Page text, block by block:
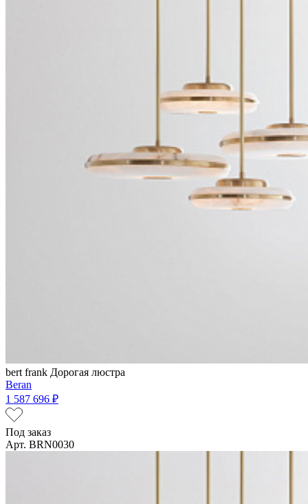
bert frank Дорогая люстра
Beran
1 587 696 ₽
Под заказ
Арт. BRN0030